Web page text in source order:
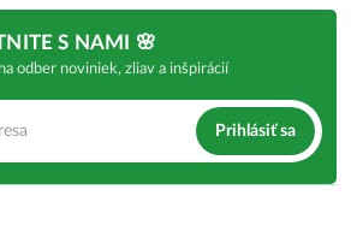
S NAMI 🌸
odber noviniek, zliav a inšpirácií
Prihlásiť sa